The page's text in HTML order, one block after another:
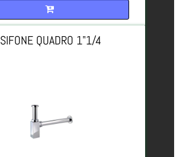
SIFONE QUADRO 1"1/4